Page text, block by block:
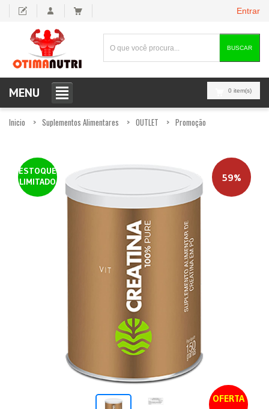
Entrar
BUSCAR
0 item(s)
MENU
Inicio Suplementos Alimentares OUTLET Promoção
59%
OFERTA
ESTOQUE
LIMITADO